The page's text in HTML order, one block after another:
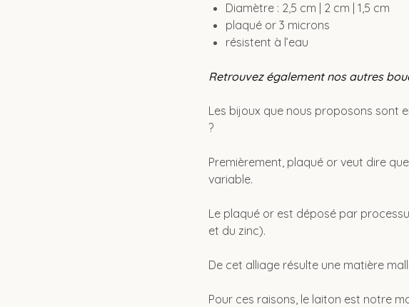
Diamètre : 2,5 cm | 2 cm | 1,5 cm
plaqué or 3 microns
résistent à l’eau
Retrouvez également nos autres
Les bijoux que nous proposons sont
?
Premièrement, plaqué or veut dire
variable.
Le plaqué or est déposé par
et du zinc).
De cet alliage résulte une matière
Pour ces raisons, le laiton est notre